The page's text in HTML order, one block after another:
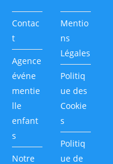
Contac
t
Agence
événe
mentie
lle
enfant
s
Notre
Mentio
ns
Légales
Politiq
ue des
Cookie
s
Politiq
ue de